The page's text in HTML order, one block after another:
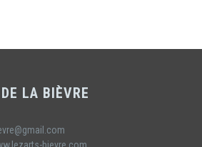
LA BIÈVRE